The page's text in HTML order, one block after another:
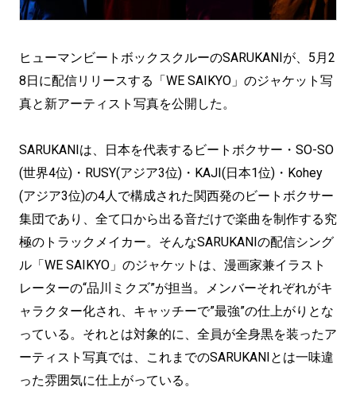
ヒューマンビートボックスクルーのSARUKANIが、5月2
8日に配信リリースする「WE SAIKYO」のジャケット写
真と新アーティスト写真を公開した。
SARUKANIは、日本を代表するビートボクサー・SO-SO
(世界4位)・RUSY(アジア3位)・KAJI(日本1位)・Kohey
(アジア3位)の4人で構成された関西発のビートボクサー
集団であり、全て口から出る音だけで楽曲を制作する究
極のトラックメイカー。そんなSARUKANIの配信シング
ル「WE SAIKYO」のジャケットは、漫画家兼イラスト
レーターの“品川ミクズ”が担当。メンバーそれぞれがキ
ャラクター化され、キャッチーで”最強”の仕上がりとな
っている。それとは対象的に、全員が全身黒を装ったア
ーティスト写真では、これまでのSARUKANIとは一味違
った雰囲気に仕上がっている。